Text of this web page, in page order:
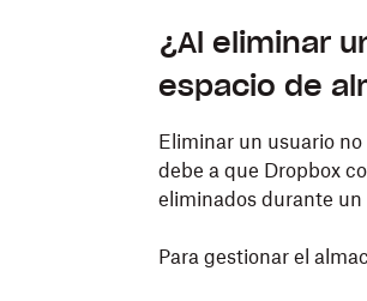
¿Al eliminar
espacio de
Eliminar un usuario
debe a que Dropbox
eliminados durante
Para gestionar el